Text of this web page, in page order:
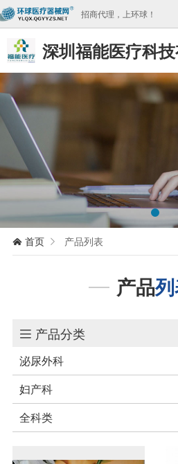
招商代理，上环球！
深圳福能医疗科
 首页  产品列表
产品
 产品分类
泌尿外科
妇产科
全科类